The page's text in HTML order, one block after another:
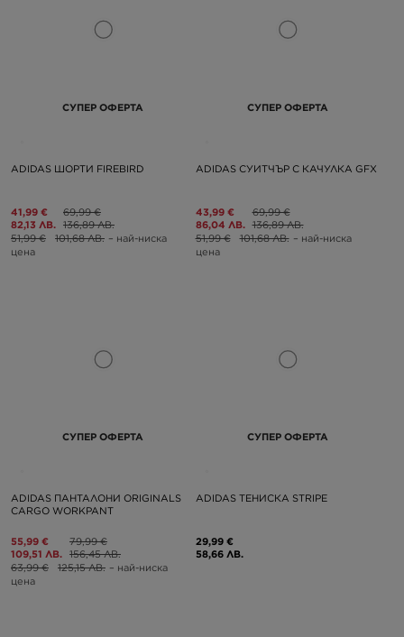
СУПЕР ОФЕРТА
ADIDAS ШОРТИ FIREBIRD
41,99 €
82,13 ЛВ.
69,99 €
136,89 ЛВ.
51,99 €
101,68 ЛВ. – най-ниска
цена
СУПЕР ОФЕРТА
ADIDAS СУИТЧЪР С КАЧУЛКА GFX
43,99 €
86,04 ЛВ.
69,99 €
136,89 ЛВ.
51,99 €
101,68 ЛВ. – най-ниска
цена
СУПЕР ОФЕРТА
ADIDAS ПАНТАЛОНИ ORIGINALS
CARGO WORKPANT
55,99 €
109,51 ЛВ.
79,99 €
156,45 ЛВ.
63,99 €
125,15 ЛВ. – най-ниска
цена
СУПЕР ОФЕРТА
ADIDAS ТЕНИСКА STRIPE
29,99 €
58,66 ЛВ.